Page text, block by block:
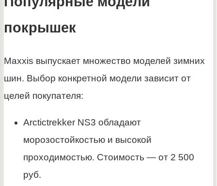
покрышек
Maxxis выпускает множество моделей зимних
шин. Выбор конкретной модели зависит от
целей покупателя:
Arctictrekker NS3 обладают
морозостойкостью и высокой
проходимостью. Стоимость — от 2 500
руб.